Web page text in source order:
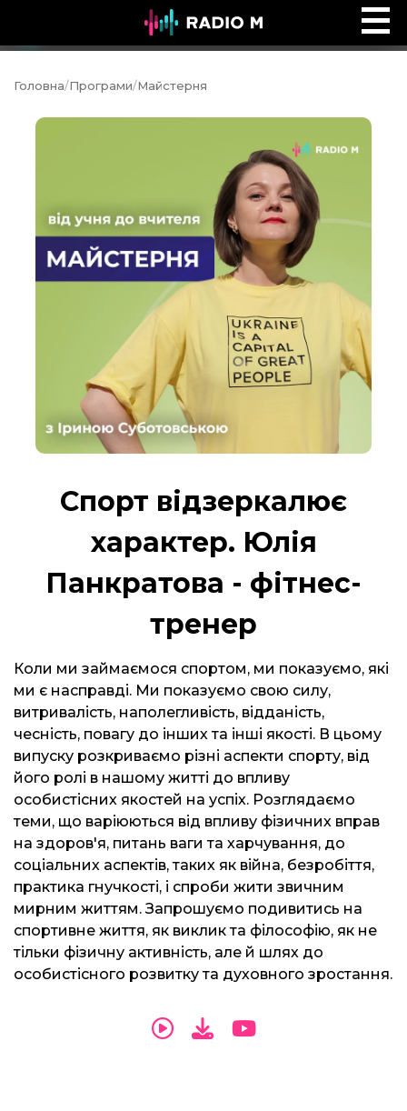
Обійми
Головна/Програми/Майстерня
Спорт відзеркалює
характер. Юлія
Панкратова - фітнес-
тренер
Коли ми займаємося спортом, ми показуємо, які
ми є насправді. Ми показуємо свою силу,
витривалість, наполегливість, відданість,
чесність, повагу до інших та інші якості. В цьому
випуску розкриваємо різні аспекти спорту, від
його ролі в нашому житті до впливу
особистісних якостей на успіх. Розглядаємо
теми, що варіюються від впливу фізичних вправ
на здоров'я, питань ваги та харчування, до
соціальних аспектів, таких як війна, безробіття,
практика гнучкості, і спроби жити звичним
мирним життям. Запрошуємо подивитись на
спортивне життя, як виклик та філософію, як не
тільки фізичну активність, але й шлях до
особистісного розвитку та духовного зростання.